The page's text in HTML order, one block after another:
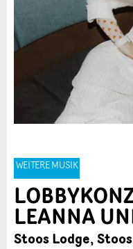
WEITERE MUSIK
LEANNA
Stoos Lodge,